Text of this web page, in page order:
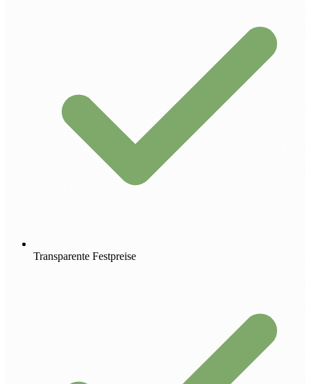
Transparente Festpreise